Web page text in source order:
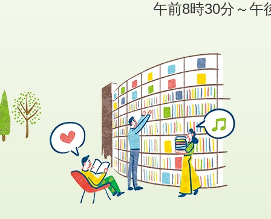
午前8時30分～午